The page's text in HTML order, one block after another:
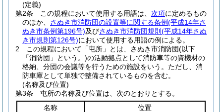
(定義)
第2条
この規程において使用する用語は、 次項に定めるもの
のほか、 さぬき市消防団の設置等に関する条例(平成14年さ
ぬき市条例第196号)及びさぬき市消防団規則 (平成14年さぬ
き市規則第126号)において使用する用語の例による。
2
この規程において「屯所」とは、さぬき市消防団(以下
「消防団」という。)の活動拠点として消防車等の資機材の
格納、分団の会議等を行うための施設をいう。 ただし、消
防車庫として単独で整備されているものを含む。
(名称及び位置)
第3条
屯所の名称及び位置は、次のとおりとする。
名称
位置